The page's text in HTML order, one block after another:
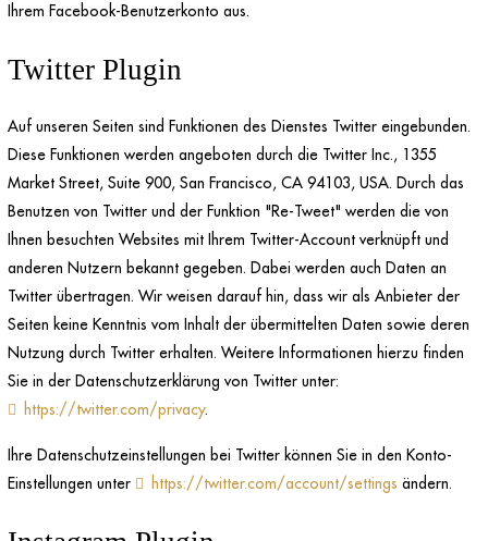
Ihrem Facebook-Benutzerkonto aus.
Twitter Plugin
Auf unseren Seiten sind Funktionen des Dienstes Twitter eingebunden.
Diese Funktionen werden angeboten durch die Twitter Inc., 1355
Market Street, Suite 900, San Francisco, CA 94103, USA. Durch das
Benutzen von Twitter und der Funktion "Re-Tweet" werden die von
Ihnen besuchten Websites mit Ihrem Twitter-Account verknüpft und
anderen Nutzern bekannt gegeben. Dabei werden auch Daten an
Twitter übertragen. Wir weisen darauf hin, dass wir als Anbieter der
Seiten keine Kenntnis vom Inhalt der übermittelten Daten sowie deren
Nutzung durch Twitter erhalten. Weitere Informationen hierzu finden
Sie in der Datenschutzerklärung von Twitter unter:
https://twitter.com/privacy.
Ihre Datenschutzeinstellungen bei Twitter können Sie in den Konto-
Einstellungen unter
https://twitter.com/account/settings ändern.